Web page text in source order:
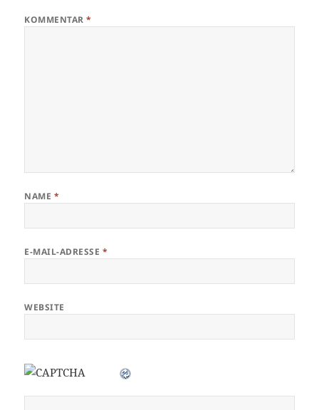
KOMMENTAR*
NAME *
E-MAIL-ADRESSE *
WEBSITE